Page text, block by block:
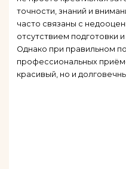
точности, знаний и
часто связаны с
отсутствием подготовки
Однако при правильном
профессиональных
красивый, но и